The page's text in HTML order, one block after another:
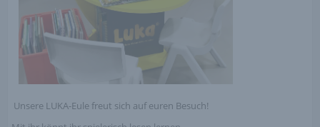
Unsere LUKA-Eule freut sich auf euren Besuch!